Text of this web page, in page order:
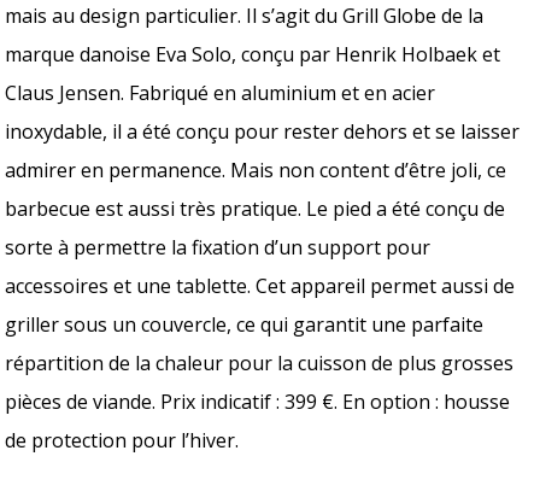
mais au design particulier. Il s’agit du Grill Globe de la
marque danoise Eva Solo, conçu par Henrik Holbaek et
Claus Jensen. Fabriqué en aluminium et en acier
inoxydable, il a été conçu pour rester dehors et se laisser
admirer en permanence. Mais non content d’être joli, ce
barbecue est aussi très pratique. Le pied a été conçu de
sorte à permettre la fixation d’un support pour
accessoires et une tablette. Cet appareil permet aussi de
griller sous un couvercle, ce qui garantit une parfaite
répartition de la chaleur pour la cuisson de plus grosses
pièces de viande. Prix indicatif : 399 €. En option : housse
de protection pour l’hiver.